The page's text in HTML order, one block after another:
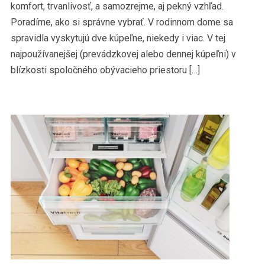
komfort, trvanlivosť, a samozrejme, aj pekný vzhľad.
Poradíme, ako si správne vybrať. V rodinnom dome sa
spravidla vyskytujú dve kúpeľne, niekedy i viac. V tej
najpoužívanejšej (prevádzkovej alebo dennej kúpeľni) v
blízkosti spoločného obývacieho priestoru […]